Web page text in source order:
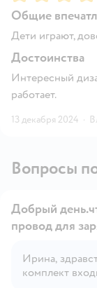
Общие
Дети играют,
Достоинства
Интересный
работает.
13 декабря 2024 ·
Вопросы
Добрый
провод для
Ирина,
комплект